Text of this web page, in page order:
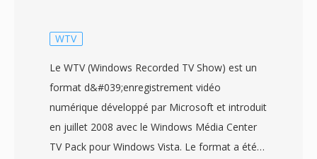
WTV
Le WTV (Windows Recorded TV Show) est un
format d&#039;enregistrement vidéo
numérique développé par Microsoft et introduit
en juillet 2008 avec le Windows Média Center
TV Pack pour Windows Vista. Le format a été